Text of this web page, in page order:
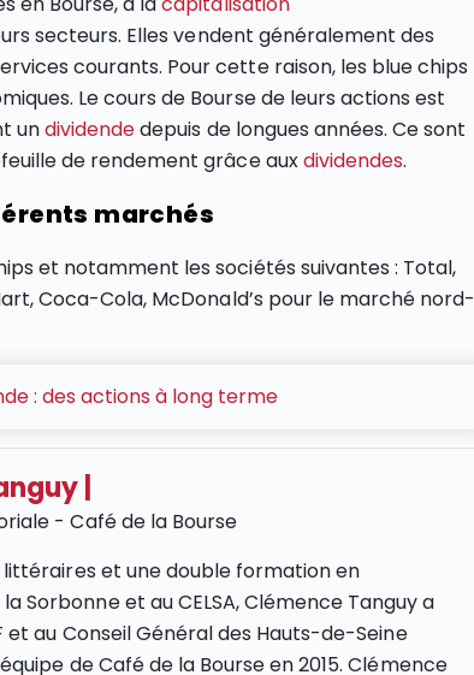
secteurs. Elles vendent généralement des
courants. Pour cette raison, les blue chips
Le cours de Bourse de leurs actions est
undividendedepuis de longues années. Ce sont
de rendement grâce auxdividendes.
marchés
et notamment les sociétés suivantes : Total,
Coca-Cola, McDonald’s pour le marché nord-
: des actions à long terme
- Café de la Bourse
et une double formation en
Sorbonne et au CELSA, Clémence Tanguy a
et au Conseil Général des Hauts-de-Seine
de Café de la Bourse en 2015. Clémence